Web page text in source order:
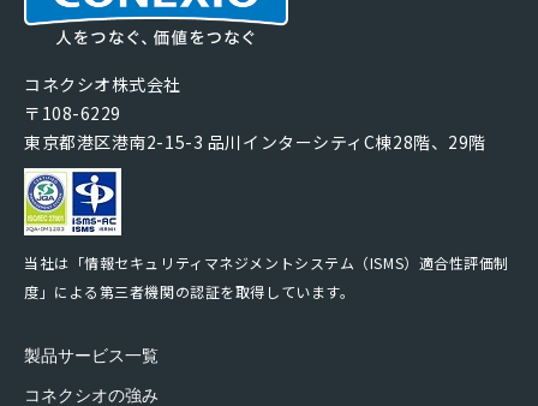
コネクシオ株式会社
〒108-6229
東京都港区港南2-15-3 品川インターシティC棟28階、29階
当社は「情報セキュリティマネジメントシステム（ISMS）適合性評価制
度」による第三者機関の認証を取得しています。
製品サービス一覧
コネクシオの強み